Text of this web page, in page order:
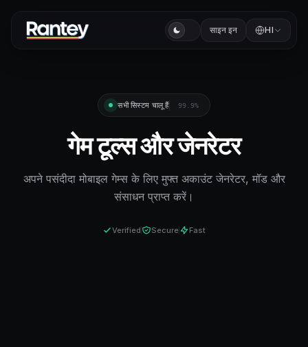
साइन इन HI
सभी सिस्टम चालू हैं 99.9%
गेम टूल्स और जेनरेटर
अपने पसंदीदा मोबाइल गेम्स के लिए मुफ्त अकाउंट जेनरेटर, मॉड और
संसाधन प्राप्त करें।
Verified Secure Fast